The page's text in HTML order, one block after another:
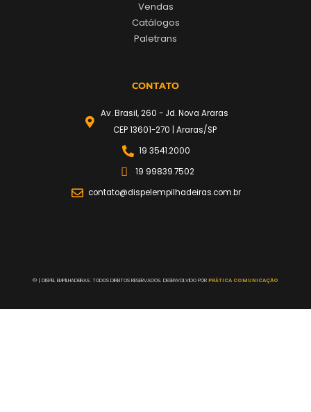
Vendas
Catálogos
Paletrans
CONTATO
Av. Brasil, 260 - Jd. Nova Araras
CEP 13601-270 | Araras/SP
19 3541.2000
19 99839.7502
contato@dispelempilhadeiras.com.br
© | DISPEL EMPILHADEIRAS. TODOS DIREITOS RESERVADOS. DESENVOLVIDO PORPRÁTICA COMUNICAÇÃO